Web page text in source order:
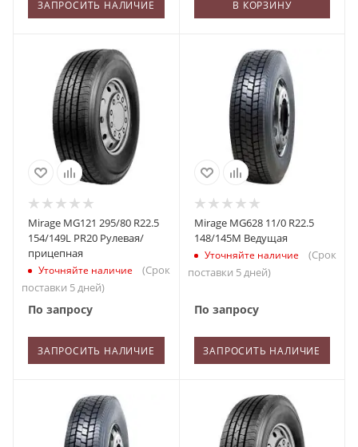
ЗАПРОСИТЬ НАЛИЧИЕ В КОРЗИНУ
Mirage MG121 295/80 R22.5
154/149L PR20 Рулевая/
прицепная
Уточняйте наличие
(Срок
поставки 5 дней)
По запросу
ЗАПРОСИТЬ НАЛИЧИЕ
Mirage MG628 11/0 R22.5
148/145M Ведущая
Уточняйте наличие
(Срок
поставки 5 дней)
По запросу
ЗАПРОСИТЬ НАЛИЧИЕ